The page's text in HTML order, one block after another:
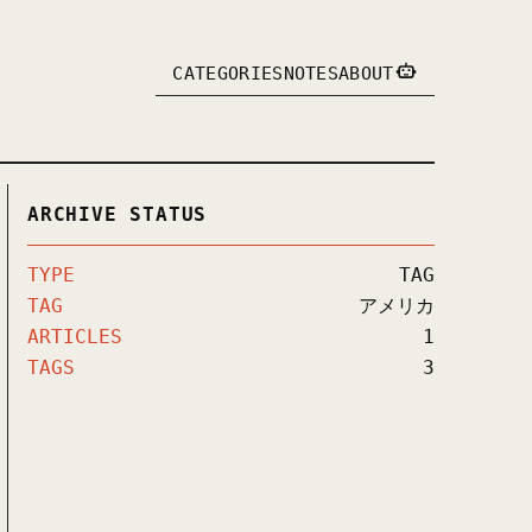
CATEGORIESNOTESABOUT
ARCHIVE STATUS
TYPE
TAG
TAG
アメリカ
ARTICLES
1
TAGS
3